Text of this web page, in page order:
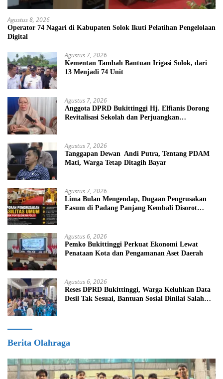
Agustus 8, 2026
Operator 74 Nagari di Kabupaten Solok Ikuti Pelatihan Pengelolaan
Digital
Agustus 7, 2026
Kementan Tambah Bantuan Irigasi Solok, dari
13 Menjadi 74 Unit
Agustus 7, 2026
Anggota DPRD Bukittinggi Hj. Elfianis Dorong
Revitalisasi Sekolah dan Perjuangkan
Agustus 7, 2026
Tanggapan Dewan Andi Putra, Tentang PDAM
Mati, Warga Tetap Ditagih Bayar
Agustus 7, 2026
Lima Bulan Mengendap, Dugaan Pengrusakan
Fasum di Padang Panjang Kembali Disorot
Agustus 6, 2026
Pemko Bukittinggi Perkuat Ekonomi Lewat
Penataan Kota dan Pengamanan Aset Daerah
Agustus 6, 2026
Reses DPRD Bukittinggi, Warga Keluhkan Data
Desil Tak Sesuai, Bantuan Sosial Dinilai Salah
Berita Olahraga